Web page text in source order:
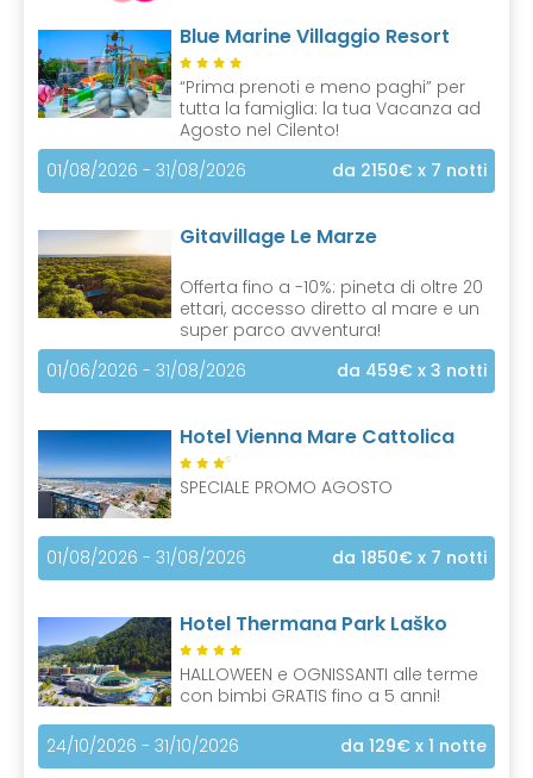
Blue Marine Villaggio Resort
“Prima prenoti e meno paghi” per
tutta la famiglia: la tua Vacanza ad
Agosto nel Cilento!
01/08/2026 - 31/08/2026
da 2150€ x 7 notti
Gitavillage Le Marze
Offerta fino a -10%: pineta di oltre 20
ettari, accesso diretto al mare e un
super parco avventura!
01/06/2026 - 31/08/2026
da 459€ x 3 notti
Hotel Vienna Mare Cattolica
S
SPECIALE PROMO AGOSTO
01/08/2026 - 31/08/2026 da 1850€ x 7 notti
Hotel Thermana Park Laško
HALLOWEEN e OGNISSANTI alle terme
con bimbi GRATIS fino a 5 anni!
24/10/2026 - 31/10/2026 da 129€ x 1 notte